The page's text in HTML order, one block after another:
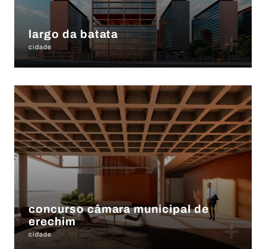
largo da batata
cidade +
concurso câmara municipal de
erechim
cidade +